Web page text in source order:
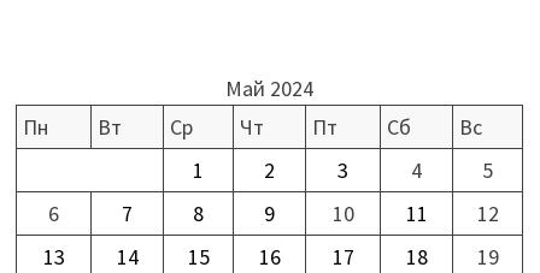
Май 2024
Пн
Вт Ср Чт Пт Сб
Вс
1
2 3 4
5
6
7 8 9 10 11
12
13
14 15 16 17 18
19